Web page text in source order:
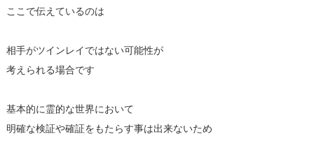
ここで伝えているのは
相手がツインレイではない可能性が
考えられる場合です
基本的に霊的な世界において
明確な検証や確証をもたらす事は出来ないため